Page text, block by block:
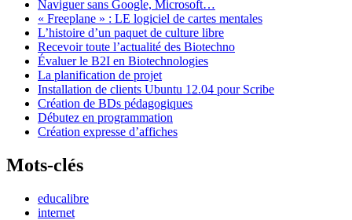
Naviguer sans Google, Microsoft…
« Freeplane » : LE logiciel de cartes mentales
L’histoire d’un paquet de culture libre
Recevoir toute l’actualité des Biotechno
Évaluer le B2I en Biotechnologies
La planification de projet
Installation de clients Ubuntu 12.04 pour Scribe
Création de BDs pédagogiques
Débutez en programmation
Création expresse d’affiches
Mots-clés
educalibre
internet